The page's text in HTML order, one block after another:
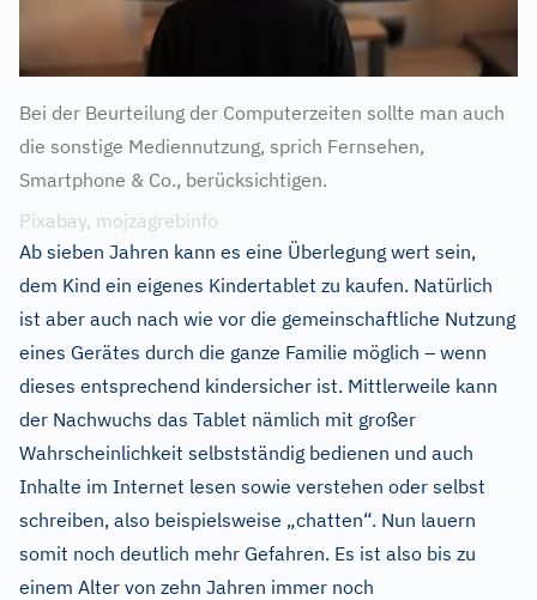
Bei der Beurteilung der Computerzeiten sollte man auch
die sonstige Mediennutzung, sprich Fernsehen,
Smartphone & Co., berücksichtigen.
Pixabay, mojzagrebinfo
Ab sieben Jahren kann es eine Überlegung wert sein,
dem Kind ein eigenes Kindertablet zu kaufen. Natürlich
ist aber auch nach wie vor die gemeinschaftliche Nutzung
eines Gerätes durch die ganze Familie möglich – wenn
dieses entsprechend kindersicher ist. Mittlerweile kann
der Nachwuchs das Tablet nämlich mit großer
Wahrscheinlichkeit selbstständig bedienen und auch
Inhalte im Internet lesen sowie verstehen oder selbst
schreiben, also beispielsweise „chatten“. Nun lauern
somit noch deutlich mehr Gefahren. Es ist also bis zu
einem Alter von zehn Jahren immer noch